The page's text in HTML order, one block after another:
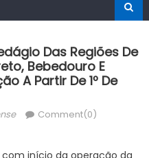
Das Regiões De
Bebedouro E
A Partir De 1º De
Comment(0)
com início da operação da